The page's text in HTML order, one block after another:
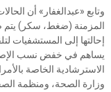
وتابع «عبدالغفار» أن
المزمنة (ضغط، سكر) يتم
إحالتها إلى المستشفيات
يساهم في خفض نسب
الاسترشادية الخاصة
وزارة الصحة، ومنظمة